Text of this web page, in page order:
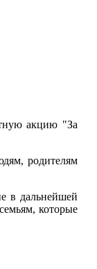
акцию "За
родителям
в дальнейшей
которые